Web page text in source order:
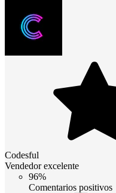
Codesful
Vendedor excelente
96%
Comentarios positivos